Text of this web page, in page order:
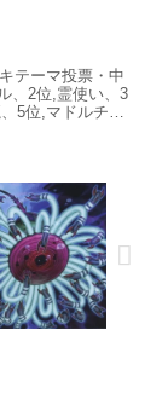
テーマ投票・中
、2位,霊使い、3
5位,マドルチ